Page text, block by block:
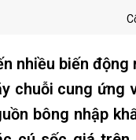
nhiều biến động
chuỗi cung ứng
bông nhập